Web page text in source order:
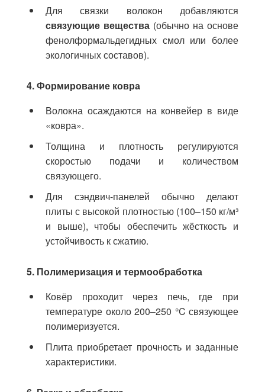
Для связки волокон добавляются
связующие вещества (обычно на основе
фенолформальдегидных смол или более
экологичных составов).
4. Формирование ковра
Волокна осаждаются на конвейер в виде
«ковра».
Толщина и плотность регулируются
скоростью подачи и количеством
связующего.
Для сэндвич-панелей обычно делают
плиты с высокой плотностью (100–150 кг/м³
и выше), чтобы обеспечить жёсткость и
устойчивость к сжатию.
5. Полимеризация и термообработка
Ковёр проходит через печь, где при
температуре около 200–250 °C связующее
полимеризуется.
Плита приобретает прочность и заданные
характеристики.